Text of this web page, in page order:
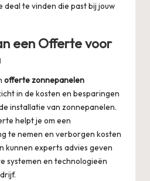
deal te vinden die past bij jouw
een Offerte voor
offerte zonnepanelen
in de kosten en besparingen
installatie van zonnepanelen.
helpt je om een
te nemen en verborgen kosten
kunnen experts advies geven
systemen en technologieën